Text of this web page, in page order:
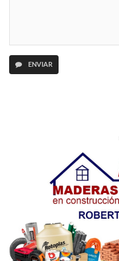
ENVIAR